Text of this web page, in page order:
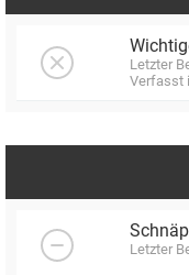
Letzter
Verfasst
Letzter